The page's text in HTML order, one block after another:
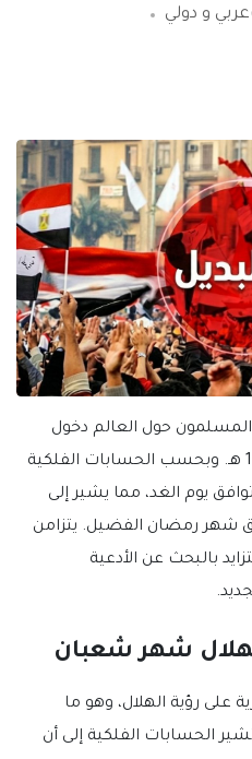
عربي و دولي
حول العالم دخول
شهر شعبان المبارك لعام 1447 هـ. وبحسب الحسابات الفلكية
يوم الغد، مما يشير إلى
شهر رمضان الفضيل. يتزامن
بالبحث عن الأدعية
لهلال شهر شعبان
على رؤية الهلال، وهو ما
الحسابات الفلكية إلى أن